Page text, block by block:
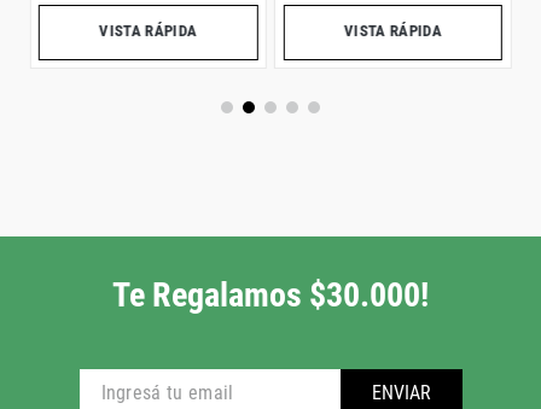
VISTA RÁPIDA VISTA RÁPIDA
Te Regalamos $30.000!
ENVIAR